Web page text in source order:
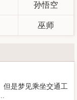
孙悟空
巫师
但是梦见乘坐交通工